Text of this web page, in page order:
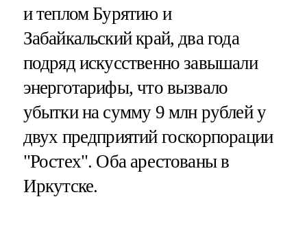
и теплом Бурятию и
Забайкальский край, два года
подряд искусственно завышали
энерготарифы, что вызвало
убытки на сумму 9 млн рублей у
двух предприятий госкорпорации
"Ростех". Оба арестованы в
Иркутске.